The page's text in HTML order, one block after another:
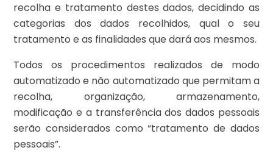
recolha e tratamento destes dados, decidindo as
categorias dos dados recolhidos, qual o seu
tratamento e as finalidades que dará aos mesmos.
Todos os procedimentos realizados de modo
automatizado e não automatizado que permitam a
recolha, organização, armazenamento,
modificação e a transferência dos dados pessoais
serão considerados como “tratamento de dados
pessoais”.